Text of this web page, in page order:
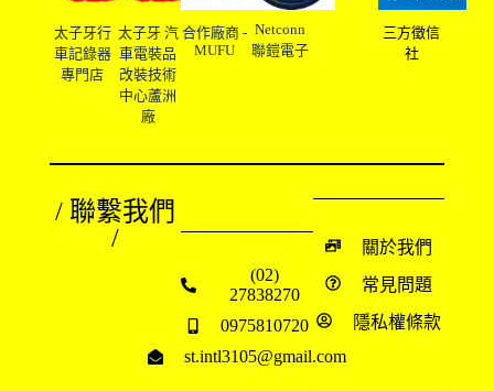
太子牙行
車記錄器
專門店
太子牙 汽
車電裝品
改裝技術
中心蘆洲
廠
合作廠商 -
MUFU
Netconn
聯鎧電子
三方徵信
社
/ 聯繫我們
/
(02)
27838270
0975810720
st.intl3105@gmail.com
關於我們
常見問題
隱私權條款